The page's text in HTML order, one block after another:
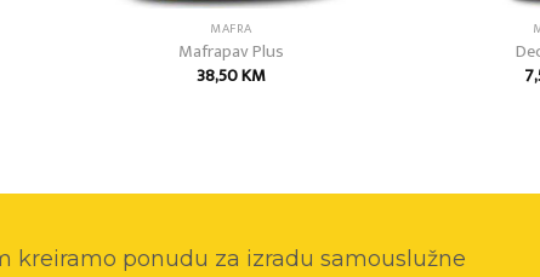
MAFRA
Mafrapav Plus
38,50KM
kreiramo ponudu za izradu samouslužne